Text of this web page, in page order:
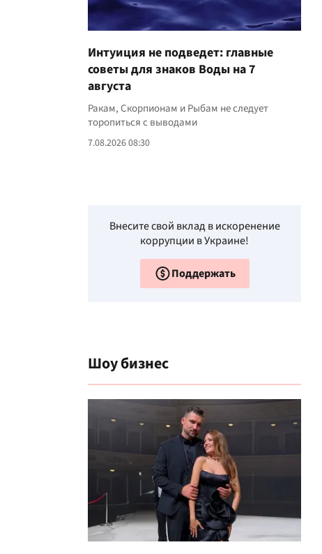
Интуиция не подведет: главные
советы для знаков Воды на 7
августа
Ракам, Скорпионам и Рыбам не следует
торопиться с выводами
7.08.2026 08:30
Внесите свой вклад в искоренение
коррупции в Украине!
Поддержать
Шоу бизнес